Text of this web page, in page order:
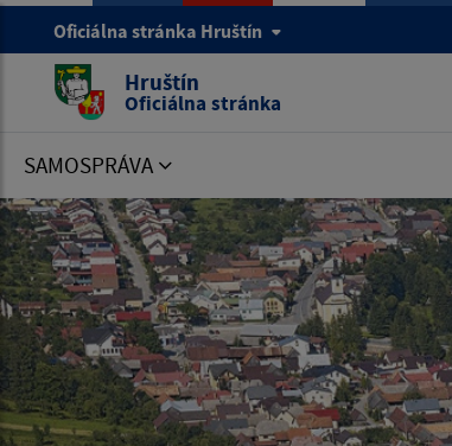
Oficiálna stránka Hruštín
Hruštín
Oficiálna stránka
SAMOSPRÁVA